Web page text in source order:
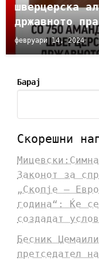
шверцерска
државното
февруари 14, 2024
Барај
Скорешни
Законот за
„Скопје –
година“: Ќе
создадат
Бесник
претседател